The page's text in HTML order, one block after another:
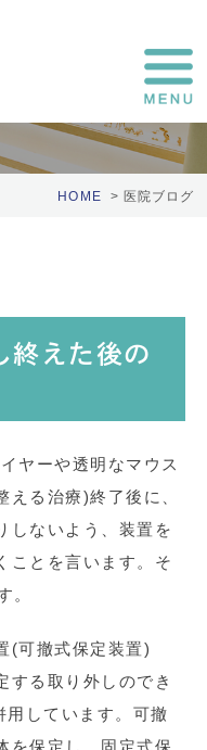
グ
HOME 医院ブログ
終えた後の
ヤーや透明なマウス
える治療)終了後に、
しないよう、装置を
ことを言います。そ
。
(可撤式保定装置)
する取り外しのでき
しています。可撤
を保定し、固定式保